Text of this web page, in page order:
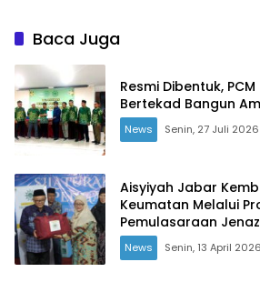
Baca Juga
Resmi Dibentuk,
Bertekad Bangun
News Senin, 27 Juli 2026
Aisyiyah Jabar
Keumatan Melalui
Pemulasaraan
News Senin, 13 April 2026